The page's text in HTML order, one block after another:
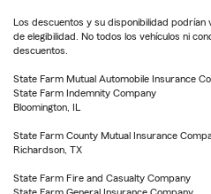
Los descuentos y su disponibilidad podrían
de elegibilidad. No todos los vehículos ni
descuentos.
State Farm Mutual Automobile Insurance
State Farm Indemnity Company
Bloomington, IL
State Farm County Mutual Insurance
Richardson, TX
State Farm Fire and Casualty Company